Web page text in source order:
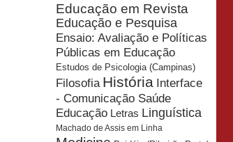
Educação em Revista
Educação e Pesquisa
Ensaio: Avaliação e Políticas
Públicas em Educação
Estudos de Psicologia (Campinas)
Filosofia História Interface
- Comunicação Saúde
Educação Letras Linguística
Machado de Assis em Linha